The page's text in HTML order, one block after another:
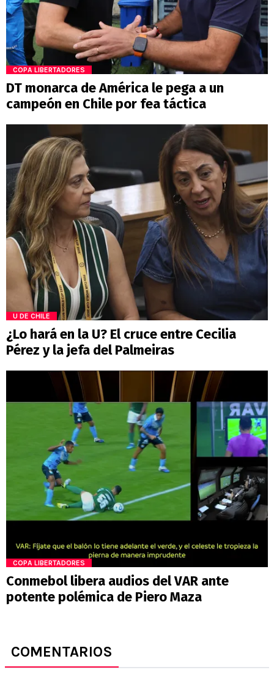
COPA LIBERTADORES
DT monarca de América le pega a un
campeón en Chile por fea táctica
U DE CHILE
¿Lo hará en la U? El cruce entre Cecilia
Pérez y la jefa del Palmeiras
COPA LIBERTADORES
Conmebol libera audios del VAR ante
potente polémica de Piero Maza
COMENTARIOS